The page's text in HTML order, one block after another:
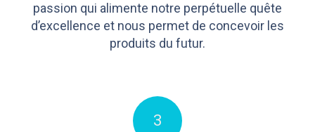
passion qui alimente notre perpétuelle quête
d’excellence et nous permet de concevoir les
produits du futur.
3